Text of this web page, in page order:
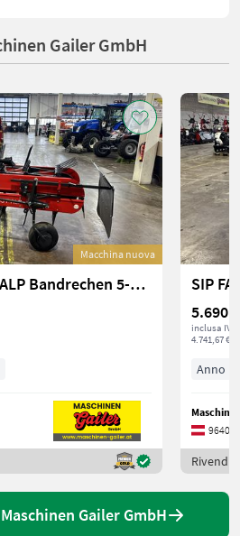
Gailer GmbH
Macchina nuova
SIP FAVORIT A 255 F ALP Bandrechen 5-Reihig
5.690 €
inclusa IVA
4.741,67 €
Anno
9640
Gailer GmbH